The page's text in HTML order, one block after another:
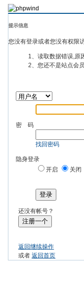
提示信息
您没有登录或者您没有权限
1、读取数据错误,原
2、您还不是站点会
密 码
找回密码
隐身登录
开启
关闭
登录
还没有帐号？
注册一个
返回继续操作
或者返回首页